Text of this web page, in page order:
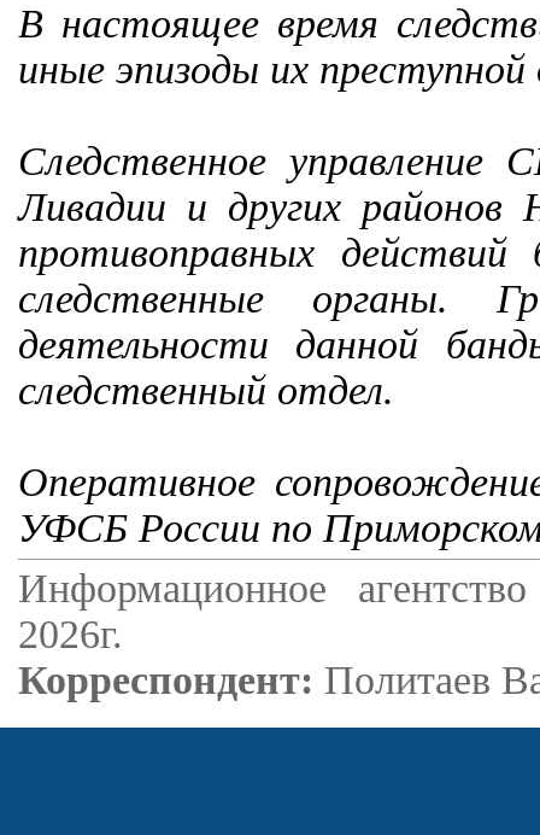
В настоящее время
иные эпизоды их
Следственное
Ливадии и других районов
противоправных
следственные органы.
деятельности данной
следственный отдел.
Оперативное
УФСБ России по
Информационное
2026г.
Корреспондент: Политаев